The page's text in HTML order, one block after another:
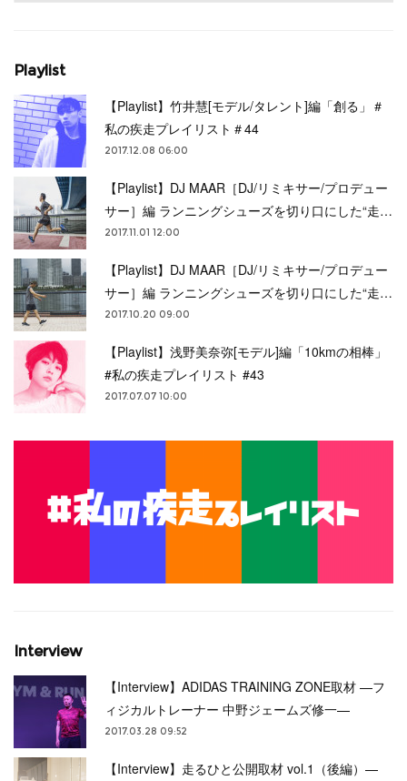
Playlist
【Playlist】竹井慧[モデル/タレント]編「創る」＃
私の疾走プレイリスト＃44
2017.12.08 06:00
【Playlist】DJ MAAR［DJ/リミキサー/プロデュー
サー］編 ランニングシューズを切り口にした“走…
2017.11.01 12:00
【Playlist】DJ MAAR［DJ/リミキサー/プロデュー
サー］編 ランニングシューズを切り口にした“走…
2017.10.20 09:00
【Playlist】浅野美奈弥[モデル]編「10kmの相棒」
#私の疾走プレイリスト #43
2017.07.07 10:00
Interview
【Interview】ADIDAS TRAINING ZONE取材 —フ
ィジカルトレーナー 中野ジェームズ修一—
2017.03.28 09:52
【Interview】走るひと公開取材 vol.1（後編）—